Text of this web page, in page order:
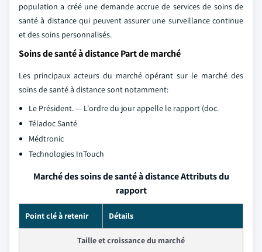
population a créé une demande accrue de services de soins de
santé à distance qui peuvent assurer une surveillance continue
et des soins personnalisés.
Soins de santé à distance Part de marché
Les principaux acteurs du marché opérant sur le marché des
soins de santé à distance sont notamment:
Le Président. — L'ordre du jour appelle le rapport (doc.
Téladoc Santé
Médtronic
Technologies InTouch
Marché des soins de santé à distance Attributs du
rapport
Point clé à retenir Détails
Taille et croissance du marché